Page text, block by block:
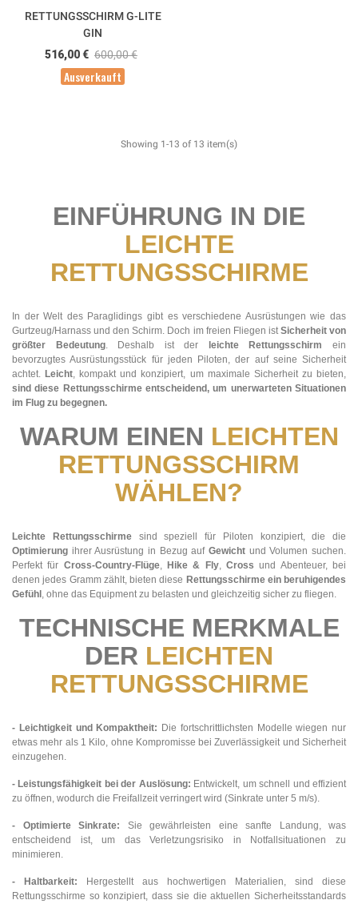
RETTUNGSSCHIRM G-LITE
GIN
516,00 € 600,00 €
Ausverkauft
Showing 1-13 of 13 item(s)
EINFÜHRUNG IN DIE
LEICHTE
RETTUNGSSCHIRME
In der Welt des Paraglidings gibt es verschiedene Ausrüstungen wie das
Gurtzeug/Harnass und den Schirm. Doch im freien Fliegen istSicherheit von
größter Bedeutung. Deshalb ist der leichte Rettungsschirm
ein
bevorzugtes Ausrüstungsstück für jeden Piloten, der auf seine Sicherheit
achtet. Leicht, kompakt und konzipiert, um maximale Sicherheit zu bieten,
sind diese Rettungsschirme entscheidend, um unerwarteten Situationen
im Flug zu begegnen.
WARUM EINEN LEICHTEN
RETTUNGSSCHIRM
WÄHLEN?
Leichte Rettungsschirmesind speziell für Piloten konzipiert, die die
Optimierung ihrer Ausrüstung in Bezug auf Gewicht und Volumen suchen.
Perfekt für Cross-Country-Flüge, Hike & Fly,Cross und Abenteuer, bei
denen jedes Gramm zählt, bieten diese Rettungsschirme ein beruhigendes
Gefühl , ohne das Equipment zu belasten und gleichzeitig sicher zu fliegen.
TECHNISCHE MERKMALE
DER LEICHTEN
RETTUNGSSCHIRME
- Leichtigkeit und Kompaktheit: Die fortschrittlichsten Modelle wiegen nur
etwas mehr als 1 Kilo, ohne Kompromisse bei Zuverlässigkeit und Sicherheit
einzugehen.
- Leistungsfähigkeit bei der Auslösung: Entwickelt, um schnell und effizient
zu öffnen, wodurch die Freifallzeit verringert wird (Sinkrate unter 5 m/s).
- Optimierte Sinkrate: Sie gewährleisten eine sanfte Landung, was
entscheidend ist, um das Verletzungsrisiko in Notfallsituationen zu
minimieren.
- Haltbarkeit: Hergestellt aus hochwertigen Materialien, sind diese
Rettungsschirme so konzipiert, dass sie die aktuellen Sicherheitsstandards